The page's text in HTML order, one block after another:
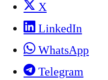
X
LinkedIn
WhatsApp
Telegram